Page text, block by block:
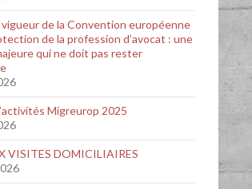
de la Convention européenne
de la profession d’avocat : une
qui ne doit pas rester
Migreurop 2025
VISITES DOMICILIAIRES